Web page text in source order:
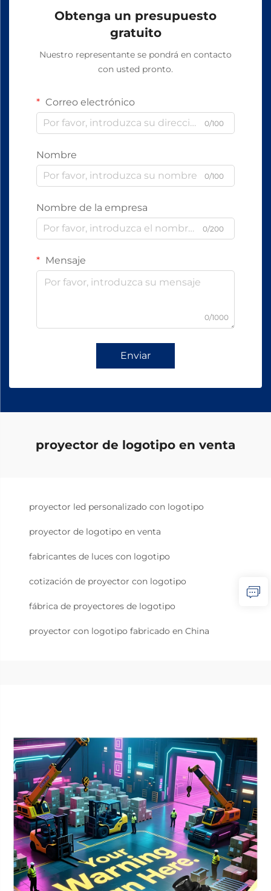
Obtenga un presupuesto
gratuito
Nuestro representante se pondrá en contacto
con usted pronto.
Correo electrónico
0/100
Nombre
0/100
Nombre de la empresa
0/200
Mensaje
0/1000
Enviar
proyector de logotipo en venta
proyector led personalizado con logotipo
proyector de logotipo en venta
fabricantes de luces con logotipo
cotización de proyector con logotipo
fábrica de proyectores de logotipo
proyector con logotipo fabricado en China